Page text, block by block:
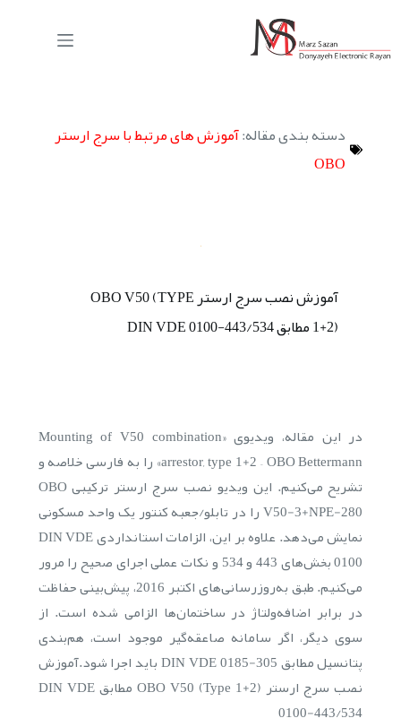
دسته بندی مقاله:آموزش های مرتبط با سرج ارستر
OBO
آموزش نصب سرج ارستر OBO V50 (TYPE
1+2) مطابق DIN VDE 0100-443/534
در این مقاله، ویدیوی «Mounting of V50 combination
arrestor, type 1+2 – OBO Bettermann» را به فارسی خلاصه و
تشریح می‌کنیم. این ویدیو نصب سرج ارستر ترکیبی OBO
V50-3+NPE-280 را در تابلو/جعبه کنتور یک واحد مسکونی
نمایش می‌دهد. علاوه بر این، الزامات استانداردی DIN VDE
0100 بخش‌های 443 و 534 و نکات عملی اجرای صحیح را مرور
می‌کنیم. طبق به‌روزرسانی‌های اکتبر 2016، پیش‌بینی حفاظت
در برابر اضافه‌ولتاژ در ساختمان‌ها الزامی شده است. از
سوی دیگر، اگر سامانه صاعقه‌گیر موجود است، هم‌بندی
پتانسیل مطابق DIN VDE 0185-305 باید اجرا شود.آموزش
نصب سرج ارستر OBO V50 (Type 1+2) مطابق DIN VDE
0100-443/534